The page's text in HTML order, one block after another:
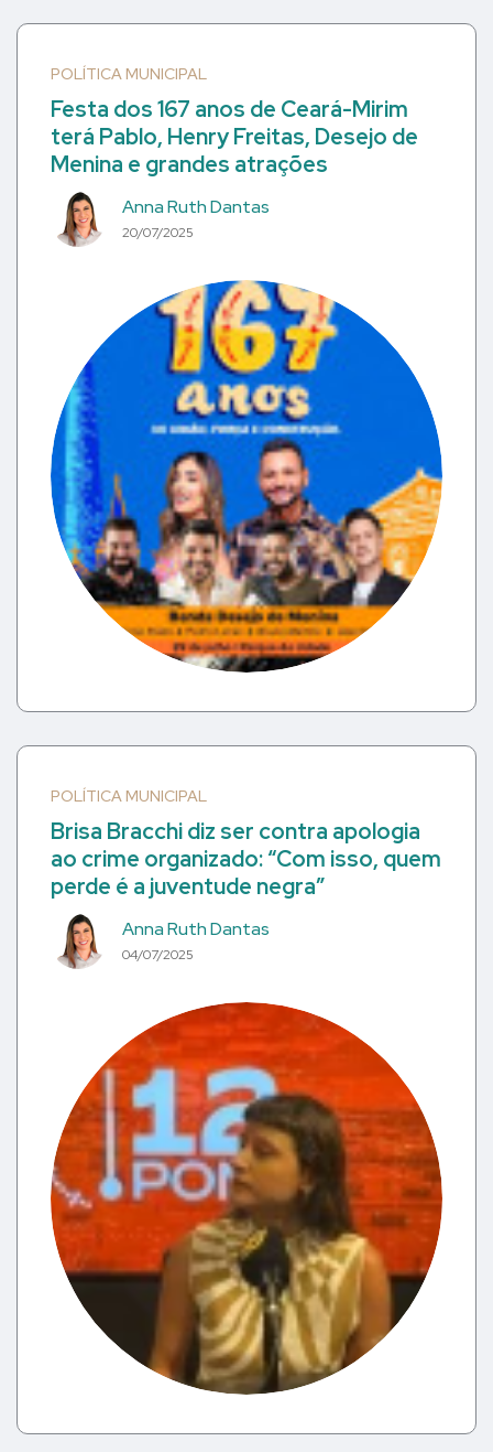
POLÍTICA MUNICIPAL
Festa dos 167 anos de Ceará-Mirim
terá Pablo, Henry Freitas, Desejo de
Menina e grandes atrações
Anna Ruth Dantas
20/07/2025
POLÍTICA MUNICIPAL
Brisa Bracchi diz ser contra apologia
ao crime organizado: “Com isso, quem
perde é a juventude negra”
Anna Ruth Dantas
04/07/2025